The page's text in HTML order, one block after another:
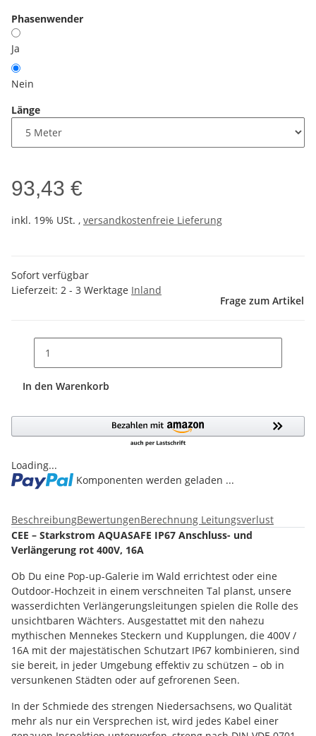
Phasenwender
Ja
Nein
Länge
93,43 €
inkl. 19% USt. , versandkostenfreie Lieferung
Sofort verfügbar
Lieferzeit: 2 - 3 Werktage Inland
Frage zum Artikel
In den Warenkorb
Loading...
Komponenten werden geladen ...
BeschreibungBewertungenBerechnung Leitungsverlust
CEE – Starkstrom AQUASAFE IP67 Anschluss- und
Verlängerung rot 400V, 16A
Ob Du eine Pop-up-Galerie im Wald errichtest oder eine
Outdoor-Hochzeit in einem verschneiten Tal planst, unsere
wasserdichten Verlängerungsleitungen spielen die Rolle des
unsichtbaren Wächters. Ausgestattet mit den nahezu
mythischen Mennekes Steckern und Kupplungen, die 400V /
16A mit der majestätischen Schutzart IP67 kombinieren, sind
sie bereit, in jeder Umgebung effektiv zu schützen – ob in
versunkenen Städten oder auf gefrorenen Seen.
In der Schmiede des strengen Niedersachsens, wo Qualität
mehr als nur ein Versprechen ist, wird jedes Kabel einer